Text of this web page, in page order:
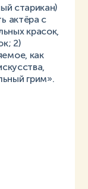
старикан)
актёра с
красок,
2)
как
грим».